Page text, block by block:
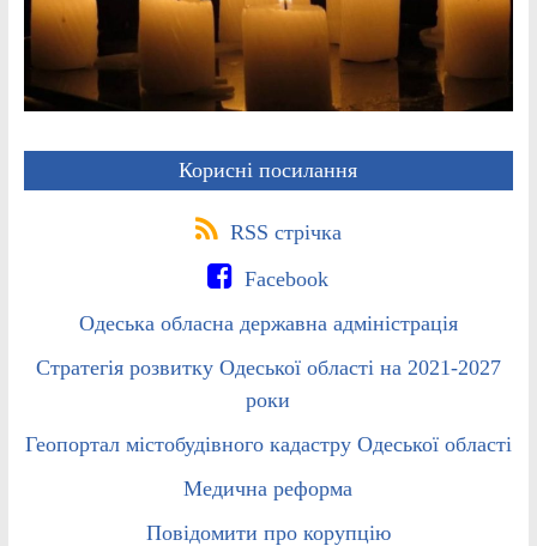
Корисні посилання
RSS стрічка
Facebook
Одеська обласна державна адміністрація
Стратегія розвитку Одеської області на 2021-2027
роки
Геопортал містобудівного кадастру Одеської області
Медична реформа
Повідомити про корупцію